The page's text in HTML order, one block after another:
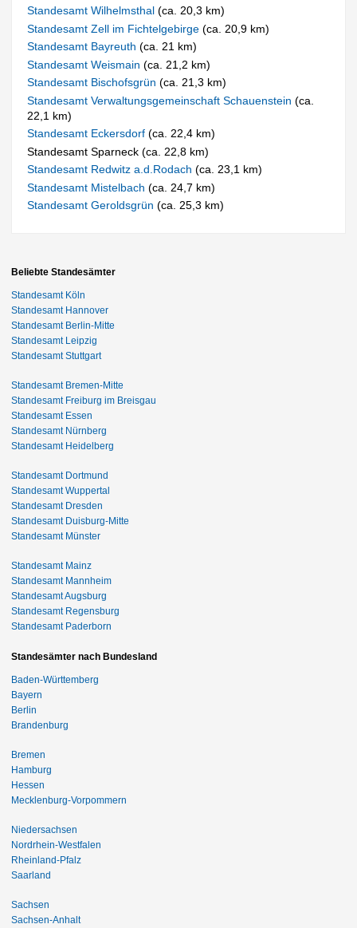
Standesamt Wilhelmsthal(ca. 20,3 km)
Standesamt Zell im Fichtelgebirge(ca. 20,9 km)
Standesamt Bayreuth(ca. 21 km)
Standesamt Weismain(ca. 21,2 km)
Standesamt Bischofsgrün(ca. 21,3 km)
Standesamt Verwaltungsgemeinschaft Schauenstein(ca.
22,1 km)
Standesamt Eckersdorf(ca. 22,4 km)
Standesamt Sparneck (ca. 22,8 km)
Standesamt Redwitz a.d.Rodach(ca. 23,1 km)
Standesamt Mistelbach(ca. 24,7 km)
Standesamt Geroldsgrün(ca. 25,3 km)
Beliebte Standesämter
Standesamt Köln
Standesamt Hannover
Standesamt Berlin-Mitte
Standesamt Leipzig
Standesamt Stuttgart
Standesamt Bremen-Mitte
Standesamt Freiburg im Breisgau
Standesamt Essen
Standesamt Nürnberg
Standesamt Heidelberg
Standesamt Dortmund
Standesamt Wuppertal
Standesamt Dresden
Standesamt Duisburg-Mitte
Standesamt Münster
Standesamt Mainz
Standesamt Mannheim
Standesamt Augsburg
Standesamt Regensburg
Standesamt Paderborn
Standesämter nach Bundesland
Baden-Württemberg
Bayern
Berlin
Brandenburg
Bremen
Hamburg
Hessen
Mecklenburg-Vorpommern
Niedersachsen
Nordrhein-Westfalen
Rheinland-Pfalz
Saarland
Sachsen
Sachsen-Anhalt